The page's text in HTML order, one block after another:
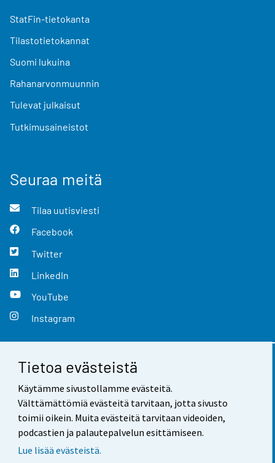
Tietoa evästeistä
Käytämme sivustollamme evästeitä.
Välttämättömiä evästeitä tarvitaan, jotta sivusto
toimii oikein. Muita evästeitä tarvitaan videoiden,
podcastien ja palautepalvelun esittämiseen.
Lue lisää evästeistä.
StatFin-tietokanta
Tilastotietokannat
Suomi lukuina
Rahanarvonmuunnin
Tulevat julkaisut
Tutkimusaineistot
Seuraa meitä
Tilaa uutisviesti
Facebook
Twitter
LinkedIn
YouTube
Instagram
Yhteystiedot
Palaute
Käyttöehdot